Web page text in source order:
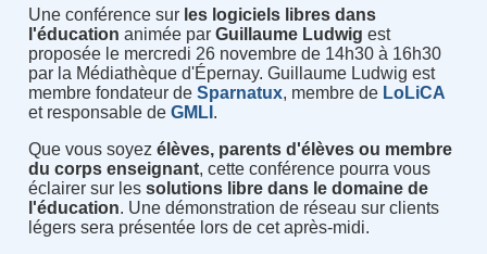
Une conférence sur les logiciels libres dans
l'éducation animée parGuillaume Ludwig est
proposée le mercredi 26 novembre de 14h30 à 16h30
par la Médiathèque d'Épernay. Guillaume Ludwig est
membre fondateur de Sparnatux, membre de LoLiCA
et responsable de GMLI .
Que vous soyez élèves, parents d'élèves ou membre
du corps enseignant, cette conférence pourra vous
éclairer sur les solutions libre dans le domaine de
l'éducation. Une démonstration de réseau sur clients
légers sera présentée lors de cet après-midi.